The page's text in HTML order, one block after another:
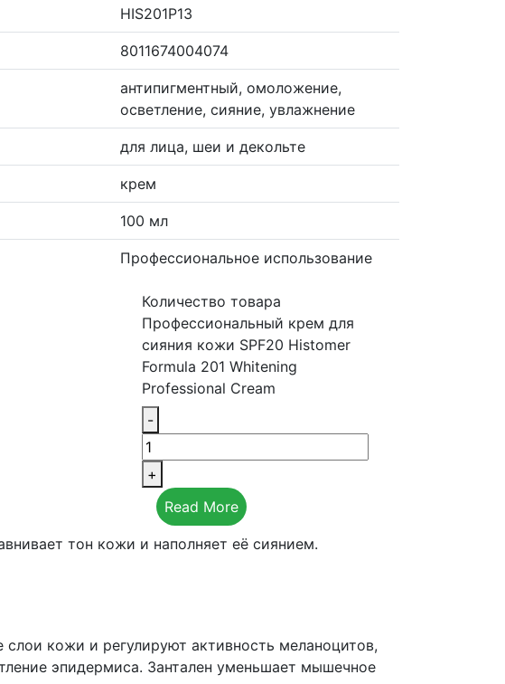
HIS201P13
8011674004074
антипигментный, омоложение,
осветление, сияние, увлажнение
для лица, шеи и декольте
крем
100 мл
Профессиональное использование
Количество товара
Профессиональный крем для
сияния кожи SPF20 Histomer
Formula 201 Whitening
Professional Cream
-
+
Read More
тон кожи и наполняет её сиянием.
кожи и регулируют активность меланоцитов,
эпидермиса. Зантален уменьшает мышечное